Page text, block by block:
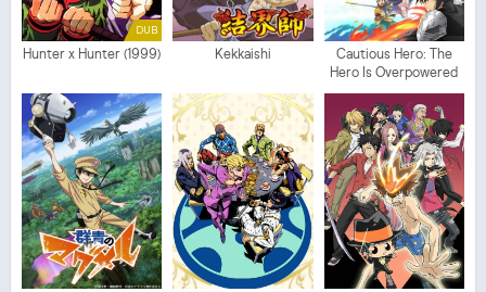
DUB
Hunter x Hunter (1999) Kekkaishi
Cautious Hero: The
Hero Is Overpowered
but Overly Cautious